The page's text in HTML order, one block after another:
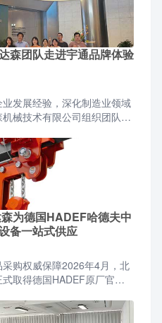
森团队走进宇通品牌体验
发展经验，深化制造业领域
械技术有限公司组织团队前
为德国HADEF哈德夫中
备一站式供应
购权威保障2026年4月，北
取得德国HADEF原厂官方